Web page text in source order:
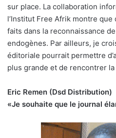
sur place. La collaboration
l’Institut Free Afrik montre
faits dans la reconnaissance
endogènes. Par ailleurs, je
éditoriale pourrait permettre
plus grande et de rencontrer
Eric Remen (Dsd Distribution)
«Je souhaite que le journal